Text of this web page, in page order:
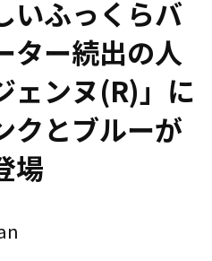
いふっくらバ
ター続出の人
ェンヌ(R)︎」に
クとブルーが
場